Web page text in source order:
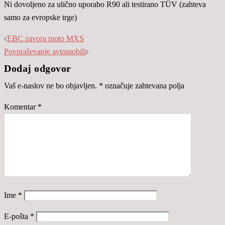
Ni dovoljeno za ulično uporabo R90 ali testirano TÜV (zahteva
samo za evropske trge)
EBC zavora moto MXS
Povpraševanje avtomobili
Dodaj odgovor
Vaš e-naslov ne bo objavljen. * označuje zahtevana polja
Komentar *
Ime *
E-pošta *